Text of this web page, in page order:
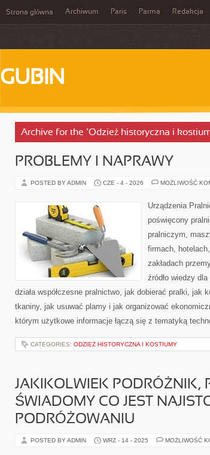
Strona główna Archiwum Paris Parma Redakcja
GUBIN
Archive for the ‘Odzież historyczna i
PROBLEMY I NAPRAWY
POSTED BY ADMIN CZE - 4 - 2026 MOŻLIWOŚĆ
Urządzenia
poświęcony
pralniczym,
firmach,
zakładach
źródło wiedzy
działa współczesne pralnictwo, jak dobierać pralki, jak
tkaniny, jak usuwać plamy i jak organizować
którym użytkowe informacje łączą się z tematyką
CATEGORIES: ODZIEŻ HISTORYCZNA I KOSTIUMY
JAKIKOLWIEK PODRÓŻNIK,
ŚWIADOMY CO JEST
PODRÓŻOWANIU
POSTED BY ADMIN WRZ - 14 - 2025 MOŻLIWOŚĆ